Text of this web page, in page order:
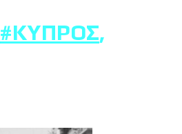
#ΚΎΠΡΟΣ,